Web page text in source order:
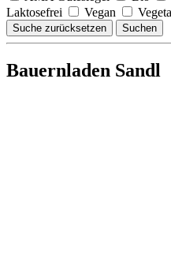
Laktosefrei
Vegan
Suche zurücksetzen Suchen
Bauernladen Sandl